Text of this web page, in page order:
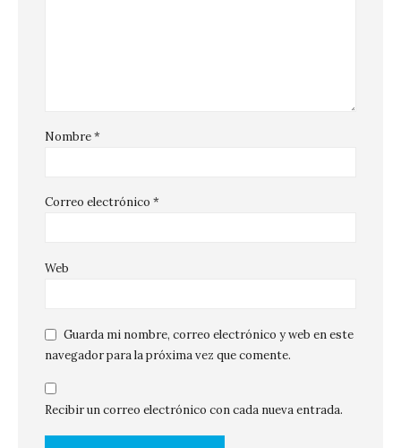
Nombre*
Correo electrónico *
Web
Guarda mi nombre, correo electrónico y web en este
navegador para la próxima vez que comente.
Recibir un correo electrónico con cada nueva entrada.